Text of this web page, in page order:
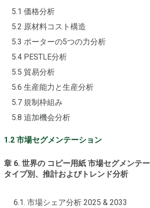
5.1 価格分析
5.2 原材料コスト構造
5.3 ポーターの5つの力分析
5.4 PESTLE分析
5.5 貿易分析
5.6 生産能力と生産分析
5.7 規制枠組み
5.8 追加機会分析
1.2 市場セグメンテーション
章 6. 世界の コピー用紙 市場セグメンテ
タイプ別、推計およびトレンド分析
6.1. 市場シェア分析 2025 & 2033